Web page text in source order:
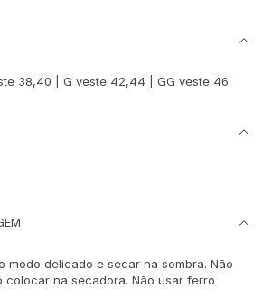
38,40 | G veste 42,44 | GG veste 46
modo delicado e secar na sombra. Não
colocar na secadora. Não usar ferro